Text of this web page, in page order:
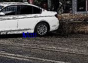
von KFZ-
Mailoder über